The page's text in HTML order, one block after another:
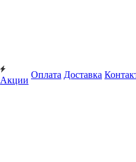
Акции
Оплата Доставка